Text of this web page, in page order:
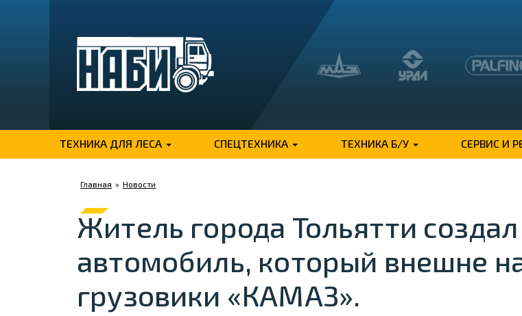
ТЕХНИКА ДЛЯ ЛЕСА СПЕЦТЕХНИКА ТЕХНИКА Б/У СЕРВИС И
Главная » Новости
Житель города Тольятти
автомобиль, который внешне
грузовики «КАМАЗ».